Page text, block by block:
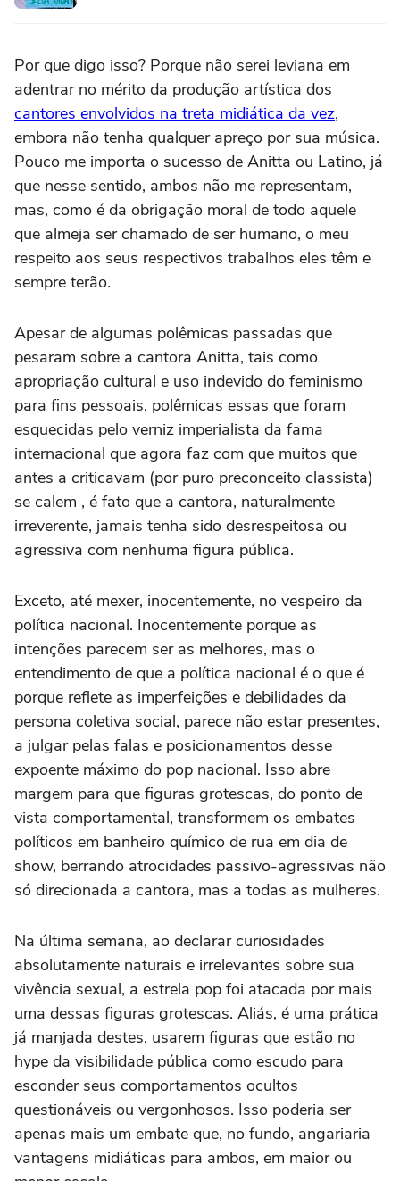
Por que digo isso? Porque não serei leviana em
adentrar no mérito da produção artística dos
cantores envolvidos na treta midiática da vez,
embora não tenha qualquer apreço por sua música.
Pouco me importa o sucesso de Anitta ou Latino, já
que nesse sentido, ambos não me representam,
mas, como é da obrigação moral de todo aquele
que almeja ser chamado de ser humano, o meu
respeito aos seus respectivos trabalhos eles têm e
sempre terão.
Apesar de algumas polêmicas passadas que
pesaram sobre a cantora Anitta, tais como
apropriação cultural e uso indevido do feminismo
para fins pessoais, polêmicas essas que foram
esquecidas pelo verniz imperialista da fama
internacional que agora faz com que muitos que
antes a criticavam (por puro preconceito classista)
se calem , é fato que a cantora, naturalmente
irreverente, jamais tenha sido desrespeitosa ou
agressiva com nenhuma figura pública.
Exceto, até mexer, inocentemente, no vespeiro da
política nacional. Inocentemente porque as
intenções parecem ser as melhores, mas o
entendimento de que a política nacional é o que é
porque reflete as imperfeições e debilidades da
persona coletiva social, parece não estar presentes,
a julgar pelas falas e posicionamentos desse
expoente máximo do pop nacional. Isso abre
margem para que figuras grotescas, do ponto de
vista comportamental, transformem os embates
políticos em banheiro químico de rua em dia de
show, berrando atrocidades passivo-agressivas não
só direcionada a cantora, mas a todas as mulheres.
Na última semana, ao declarar curiosidades
absolutamente naturais e irrelevantes sobre sua
vivência sexual, a estrela pop foi atacada por mais
uma dessas figuras grotescas. Aliás, é uma prática
já manjada destes, usarem figuras que estão no
hype da visibilidade pública como escudo para
esconder seus comportamentos ocultos
questionáveis ou vergonhosos. Isso poderia ser
apenas mais um embate que, no fundo, angariaria
vantagens midiáticas para ambos, em maior ou